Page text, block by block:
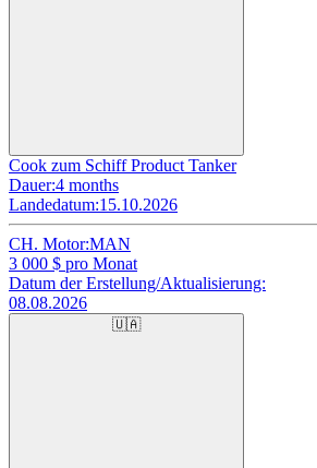
Cook zum Schiff Product Tanker
Dauer:4 months
Landedatum:15.10.2026
CH. Motor:MAN
3 000 $ pro Monat
Datum der Erstellung/Aktualisierung:
08.08.2026
🇺🇦